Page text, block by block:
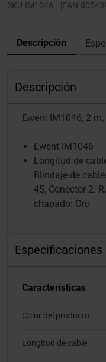
SKU IM1046 |EAN
Descripción
Descripción
Ewent IM1046, 2
Ewent IM1046
Longitud de
Blindaje de
45, Conector 2:
chapado: Oro
Especificaciones
Características
Color del producto
Longitud de cable